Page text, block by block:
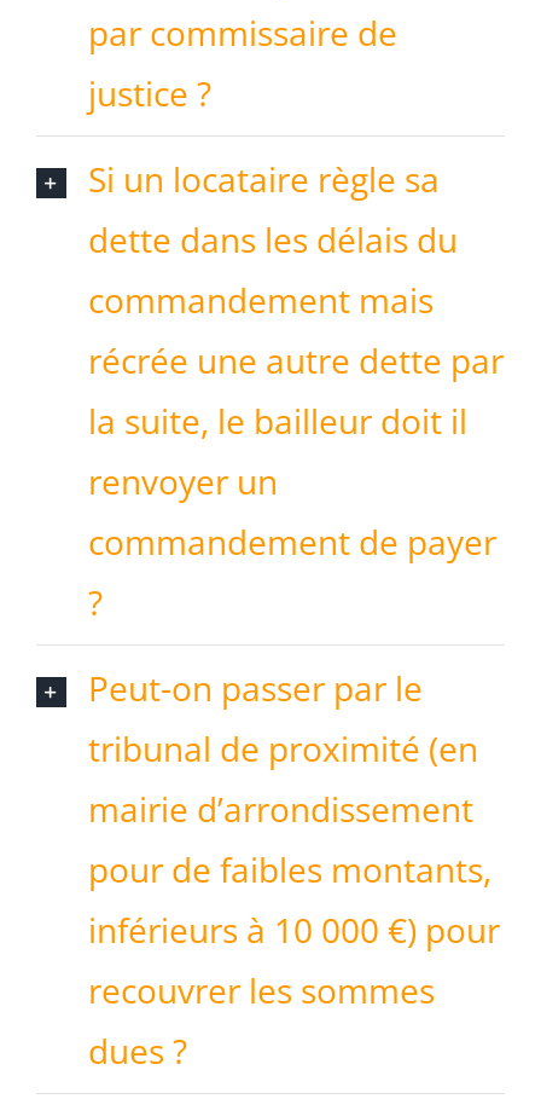
par commissaire de
justice ?
Si un locataire règle sa
dette dans les délais du
commandement mais
récrée une autre dette par
la suite, le bailleur doit il
renvoyer un
commandement de payer
?
Peut-on passer par le
tribunal de proximité (en
mairie d’arrondissement
pour de faibles montants,
inférieurs à 10 000 €) pour
recouvrer les sommes
dues ?